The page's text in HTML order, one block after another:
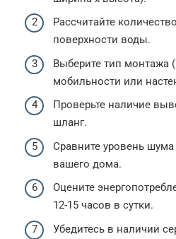
Рассчитайте
поверхности воды.
Выберите тип монтажа
мобильности или
Проверьте наличие
шланг.
Сравните уровень
вашего дома.
Оцените
12-15 часов в сутки.
Убедитесь в наличии